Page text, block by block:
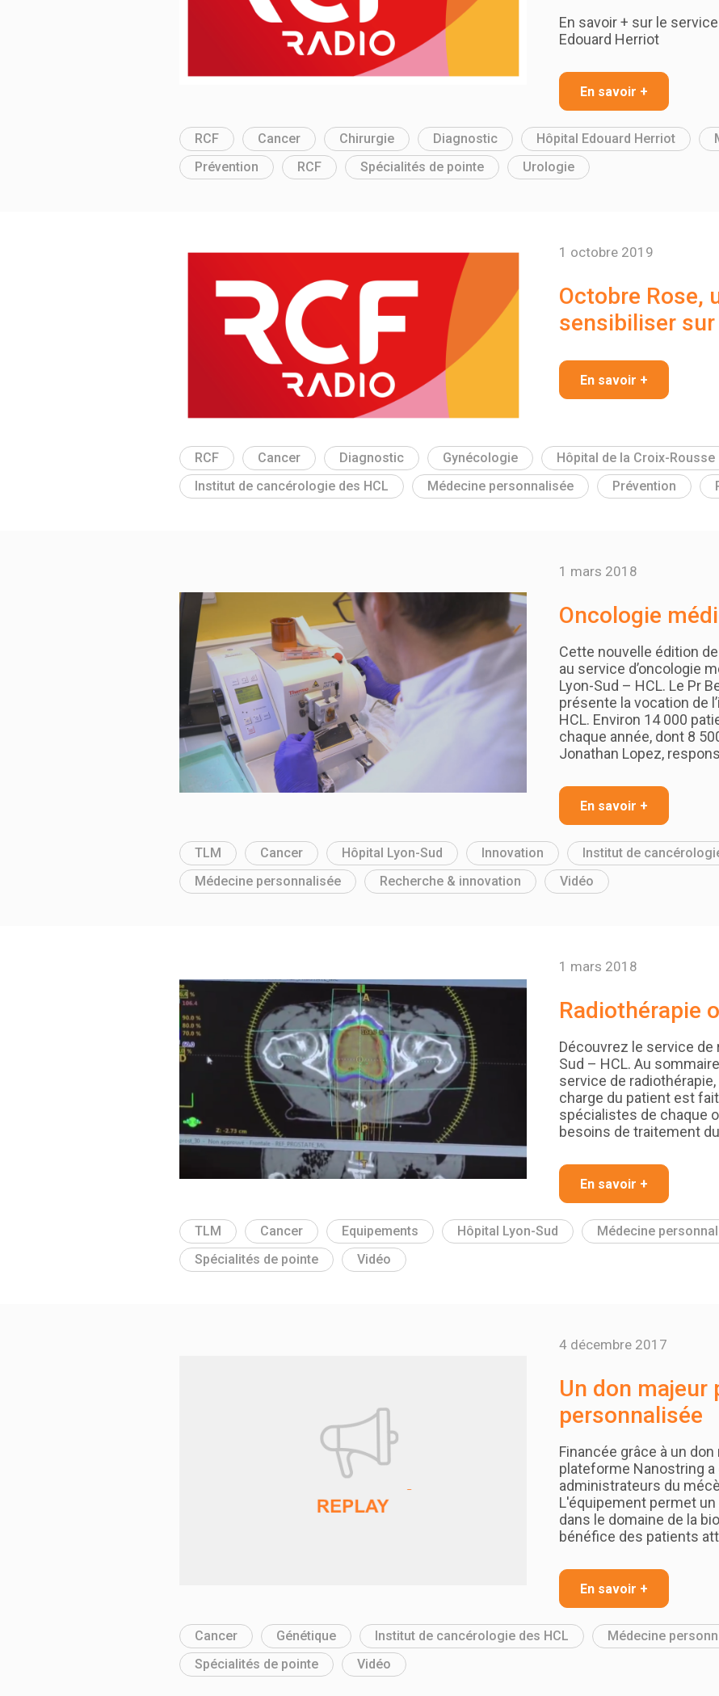
En savoir + sur le service
Edouard Herriot
En savoir +
RCF Cancer Chirurgie Diagnostic Hôpital Edouard Herriot
Prévention
RCF Spécialités de pointe Urologie
1 octobre 2019
Octobre Rose,
sensibiliser
En savoir +
RCF Cancer Diagnostic Gynécologie
Hôpital de la Croix-Rousse
Institut de cancérologie des HCL
Médecine personnalisée Prévention
1 mars 2018
Oncologie
Cette nouvelle édition
au service d’oncologie
Lyon-Sud – HCL. Le Pr
présente la vocation de
HCL. Environ 14 000
chaque année, dont 8
Jonathan Lopez,
En savoir +
TLM Cancer Hôpital Lyon-Sud Innovation
Institut de
Médecine personnalisée
Recherche & innovation Vidéo
1 mars 2018
Radiothérapie
Découvrez le service de
Sud – HCL. Au
service de
charge du patient est
spécialistes de chaque
besoins de traitement
En savoir +
TLM Cancer Equipements Hôpital Lyon-Sud
Médecine
Spécialités de pointe
Vidéo
4 décembre 2017
Un don majeur
personnalisée
Financée grâce à un don
plateforme Nanostring
administrateurs du
L'équipement permet
dans le domaine de la
bénéfice des patients
En savoir +
Cancer Génétique Institut de cancérologie des HCL
Médecine
Spécialités de pointe
Vidéo